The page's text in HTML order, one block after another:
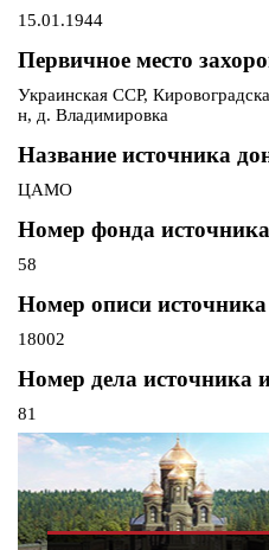
15.01.1944
Первичное место
Украинская ССР,
н, д. Владимировка
Название источника
ЦАМО
Номер фонда
58
Номер описи
18002
Номер дела источника
81